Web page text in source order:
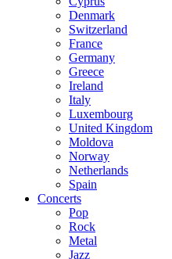
Denmark
Switzerland
France
Germany
Greece
Ireland
Italy
Luxembourg
United Kingdom
Moldova
Norway
Netherlands
Spain
Concerts
Pop
Rock
Metal
Jazz